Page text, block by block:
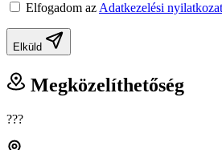
Elfogadom az Adatkezelési
Elküld
Megközelíthetőség
???